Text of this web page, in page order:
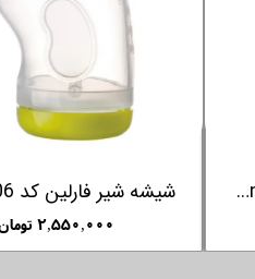
۲,۵۵۰,۰۰۰ تومان
شیشه شیر فارلین کد nf-906 گنجایش 240 میلی لیتر